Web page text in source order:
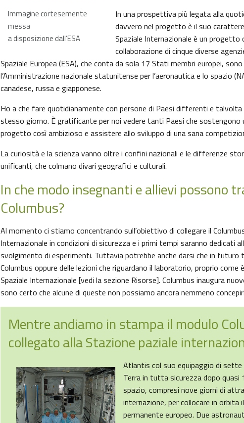
Immagine cortesemente
messa
a disposizione dall’ESA
In una prospettiva più legata alla
davvero nel progetto è il suo
Spaziale Internazionale è un progetto
collaborazione di cinque diverse
Spaziale Europea (ESA), che conta da sola 17 Stati membri europei,
l’Amministrazione nazionale statunitense per l’aeronautica e lo spazio
canadese, russa e giapponese.
Ho a che fare quotidianamente con persone di Paesi differenti e talvolta
stesso giorno. È gratificante per noi vedere tanti Paesi che sostengono
progetto così ambizioso e assistere allo sviluppo di una sana
La curiosità e la scienza vanno oltre i confini nazionali e le differenze
unificanti, che colmano divari geografici e culturali.
In che modo insegnanti e allievi possono
Columbus?
Al momento ci stiamo concentrando sull’obiettivo di collegare il
Internazionale in condizioni di sicurezza e i primi tempi saranno dedicati
svolgimento di esperimenti. Tuttavia potrebbe anche darsi che in futuro
Columbus oppure delle lezioni che riguardano il laboratorio, proprio
Spaziale Internazionale [vedi la sezione Risorse]. Columbus inaugura
sono certo che alcune di queste non possiamo ancora nemmeno
Mentre andiamo in stampa il modulo
collegato alla Stazione paziale
Atlantis col suo equipaggio di
Terra in tutta sicurezza dopo quasi
spazio, compresi nove giorni di
internazione, per collocare in orbita
permanente europeo. Due